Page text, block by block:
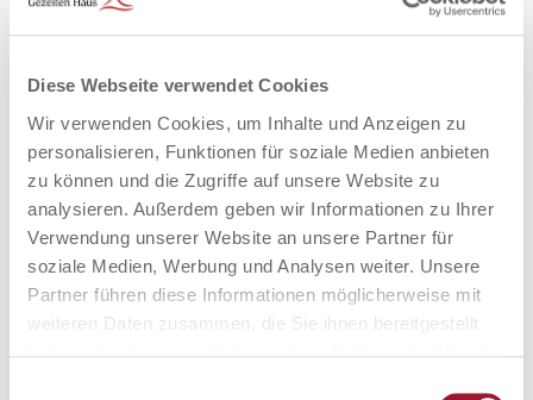
Diese Webseite verwendet Cookies
Wir verwenden Cookies, um Inhalte und Anzeigen zu
personalisieren, Funktionen für soziale Medien anbieten
zu können und die Zugriffe auf unsere Website zu
analysieren. Außerdem geben wir Informationen zu Ihrer
Verwendung unserer Website an unsere Partner für
soziale Medien, Werbung und Analysen weiter. Unsere
Partner führen diese Informationen möglicherweise mit
weiteren Daten zusammen, die Sie ihnen bereitgestellt
Fühlen Sie sich unruhig, rastlos oder haben Sie einen
stärkeren Bewegungsdrang als sonst?
nie
an einzelnen Tagen
mehr als die Hälfte
beinahe jeden Tag